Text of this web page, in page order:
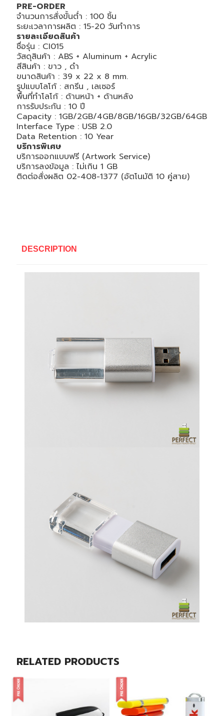
PRE-ORDER
จำนวนการสั่งขั้นต่ำ : 100 ชิ้น
ระยะเวลาการผลิต : 15-20 วันทำการ
รายละเอียดสินค้า
ชื่อรุ่น : CI015
วัสดุสินค้า : ABS + Aluminum + Acrylic
สีสินค้า : ขาว , ดำ
ขนาดสินค้า : 39 x 22 x 8 mm.
รูปแบบโลโก้ : สกรีน , เลเซอร์
พื้นที่ทำโลโก้ : ด้านหน้า + ด้านหลัง
การรับประกัน : 10 ปี
Capacity : 1GB/2GB/4GB/8GB/16GB/32GB/64GB
Interface Type : USB 2.0
Data Retention : 10 Year
บริการพิเศษ
บริการออกแบบฟรี (Artwork Service)
บริการลงข้อมูล : ไม่เกิน 1 GB
ติดต่อสั่งผลิต 02-408-1377 (อัตโนมัติ 10 คู่สาย)
DESCRIPTION
RELATED PRODUCTS